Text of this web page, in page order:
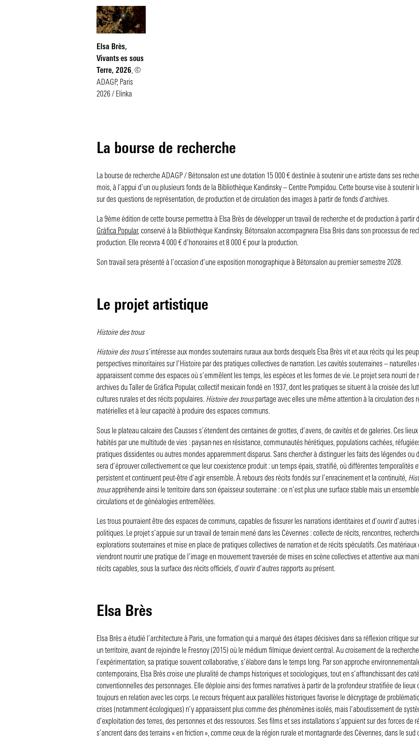
Image
Elsa Brès,
Vivants·es sous
Terre, 2026, ©
ADAGP, Paris
2026 / Elinka
La bourse de recherche
La bourse de recherche ADAGP / Bétonsalon est une dotation 15 000 € destinée à soutenir un·e artiste dans ses
mois, à l’appui d’un ou plusieurs fonds de la Bibliothèque Kandinsky – Centre Pompidou. Cette bourse vise à soutenir
sur des questions de représentation, de production et de circulation des images à partir de fonds d’archives.
La 9ème édition de cette bourse permettra à Elsa Brès de développer un travail de recherche et de production à partir
Gráfica Popular, conservé à la Bibliothèque Kandinsky. Bétonsalon accompagnera Elsa Brès dans son processus de
production. Elle recevra 4 000 € d’honoraires et 8 000 € pour la production.
Son travail sera présenté à l’occasion d’une exposition monographique à Bétonsalon au premier semestre 2028.
Le projet artistique
Histoire des trous
Histoire des trouss’intéresse aux mondes souterrains ruraux aux bords desquels Elsa Brès vit et aux récits qui les
perspectives minoritaires sur l’Histoire par des pratiques collectives de narration. Les cavités souterraines – naturelles
apparaissent comme des espaces où s’emmêlent les temps, les espèces et les formes de vie. Le projet sera nourri de
archives du Taller de Gráfica Popular, collectif mexicain fondé en 1937, dont les pratiques se situent à la croisée des
cultures rurales et des récits populaires. Histoire des trouspartage avec elles une même attention à la circulation des
matérielles et à leur capacité à produire des espaces communs.
Sous le plateau calcaire des Causses s’étendent des centaines de grottes, d’avens, de cavités et de galeries. Ces
habités par une multitude de vies : paysan·nes en résistance, communautés hérétiques, populations cachées,
pratiques dissidentes ou autres mondes apparemment disparus. Sans chercher à distinguer les faits des légendes ou
sera d’éprouver collectivement ce que leur coexistence produit : un temps épais, stratifié, où différentes temporalités
persistent et continuent peut-être d’agir ensemble. À rebours des récits fondés sur l’enracinement et la continuité,
trousappréhende ainsi le territoire dans son épaisseur souterraine : ce n’est plus une surface stable mais un
circulations et de généalogies entremêlées.
Les trous pourraient être des espaces de communs, capables de fissurer les narrations identitaires et d’ouvrir
politiques. Le projet s’appuie sur un travail de terrain mené dans les Cévennes : collecte de récits, rencontres,
explorations souterraines et mise en place de pratiques collectives de narration et de récits spéculatifs. Ces matériaux
viendront nourrir une pratique de l’image en mouvement traversée de mises en scène collectives et attentive aux
récits capables, sous la surface des récits officiels, d’ouvrir d’autres rapports au présent.
Elsa Brès
Elsa Brès a étudié l’architecture à Paris, une formation qui a marqué des étapes décisives dans sa réflexion critique
un territoire, avant de rejoindre le Fresnoy (2015) où le médium filmique devient central. Au croisement de la
l’expérimentation, sa pratique souvent collaborative, s’élabore dans le temps long. Par son approche
contemporains, Elsa Brès croise une pluralité de champs historiques et sociologiques, tout en s’affranchissant des
conventionnelles des personnages. Elle déploie ainsi des formes narratives à partir de la profondeur stratifiée de lieux
toujours en relation avec les corps. Le recours fréquent aux parallèles historiques favorise le décryptage de
crises (notamment écologiques) n’y apparaissent plus comme des phénomènes isolés, mais l’aboutissement de
d’exploitation des terres, des personnes et des ressources. Ses films et ses installations s’appuient sur des forces de
s’ancrent dans des terrains « en friction », comme ceux de la région rurale et montagnarde des Cévennes, dans le sud